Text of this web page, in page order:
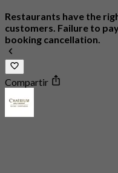
Restaurants have the
customers. Failure to
booking cancellation.
Compartir